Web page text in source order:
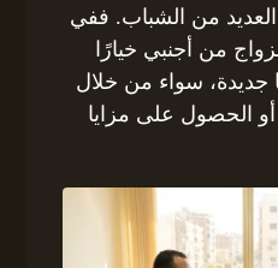
العديد من الشباب. ففي
من أجنبي خيارًا
جديدة، سواء من خلال
أو الحصول على مزايا